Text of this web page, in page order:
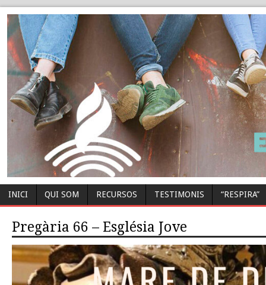
INICI QUI SOM RECURSOS TESTIMONIS “RESPIRA”
Pregària 66 – Església Jove